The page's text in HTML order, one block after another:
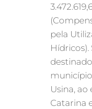
pela
Hídricos).
Usina, ao
Catarina